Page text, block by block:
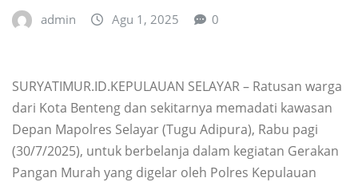
admin Agu 1, 2025 0
SURYATIMUR.ID.KEPULAUAN SELAYAR – Ratusan warga
dari Kota Benteng dan sekitarnya memadati kawasan
Depan Mapolres Selayar (Tugu Adipura), Rabu pagi
(30/7/2025), untuk berbelanja dalam kegiatan Gerakan
Pangan Murah yang digelar oleh Polres Kepulauan